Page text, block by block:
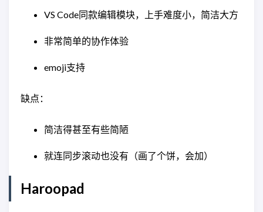
VS Code同款编辑模块，上手难度小，简洁大方
非常简单的协作体验
emoji支持
缺点：
简洁得甚至有些简陋
就连同步滚动也没有（画了个饼，会加）
Haroopad